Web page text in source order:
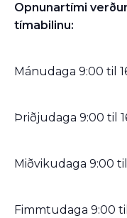
Opnunartími
tímabilinu:
Mánudaga 9:00 til
Þriðjudaga 9:00 til
Miðvikudaga 9:00
Fimmtudaga 9:00